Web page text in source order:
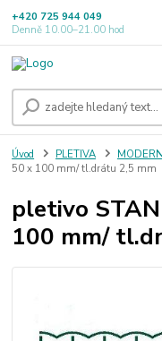
+420 725 944 049
Denně 10.00–21.00 hod
Úvod PLETIVA
50 x 100 mm/ tl.drátu 2,5 mm
pletivo
100 mm/